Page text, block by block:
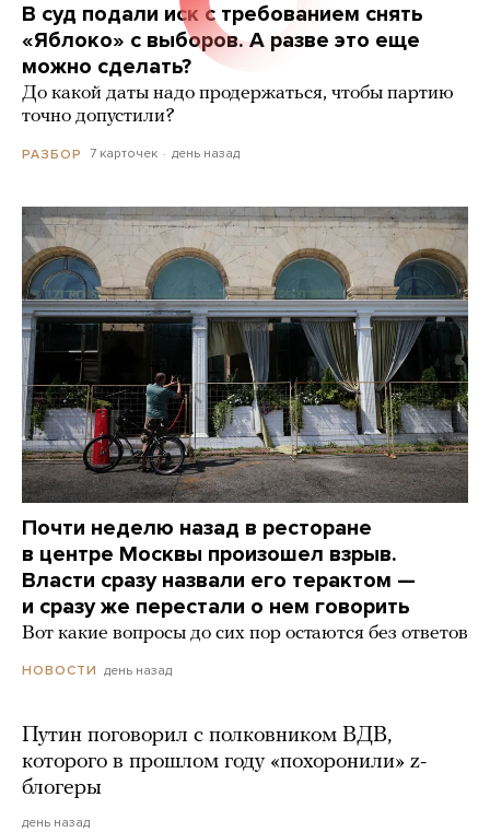
В суд подали иск с требованием снять
«Яблоко» с выборов. А разве это еще
можно сделать?
До какой даты надо продержаться, чтобы партию
точно допустили?
РАЗБОР 7 карточек день назад
Почти неделю назад в ресторане
в центре Москвы произошел взрыв.
Власти сразу назвали его терактом —
и сразу же перестали о нем говорить
Вот какие вопросы до сих пор остаются без ответов
НОВОСТИ день назад
Путин поговорил с полковником ВДВ,
которого в прошлом году «похоронили» z-
блогеры
день назад